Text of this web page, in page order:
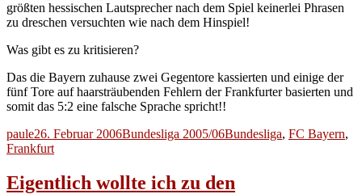
größten hessischen Lautsprecher nach dem Spiel keinerlei Phrasen
zu dreschen versuchten wie nach dem Hinspiel!
Was gibt es zu kritisieren?
Das die Bayern zuhause zwei Gegentore kassierten und einige der
fünf Tore auf haarsträubenden Fehlern der Frankfurter basierten und
somit das 5:2 eine falsche Sprache spricht!!
Autor
pauleVeröffentlicht
am
26. Februar 2006Kategorien
Bundesliga 2005/06Schlagwörter
Bundesliga, FC Bayern,
Frankfurt
Eigentlich wollte ich zu den